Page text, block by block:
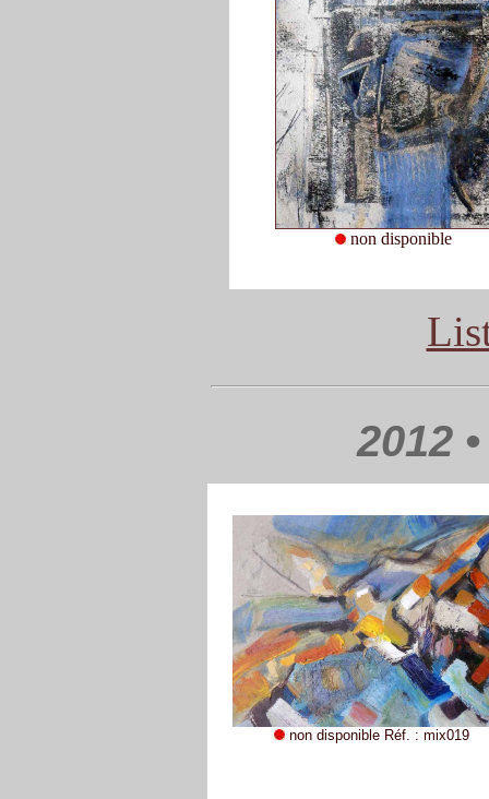
non disponible
2012
non disponible Réf. : mix019